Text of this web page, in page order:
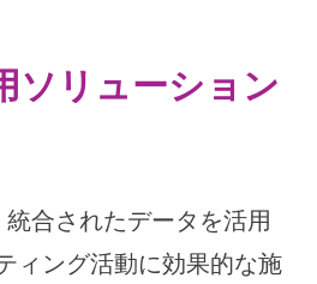
ソリューション
合されたデータを活用
ィング活動に効果的な施